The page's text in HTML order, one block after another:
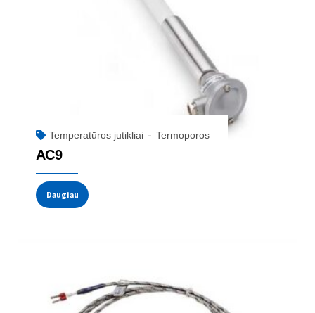
Temperatūros jutikliai Termoporos
AC9
Daugiau